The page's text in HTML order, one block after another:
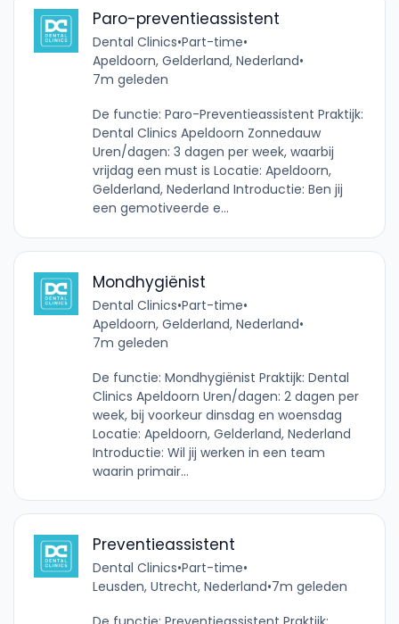
Paro-preventieassistent
Dental Clinics•Part-time•
Apeldoorn, Gelderland, Nederland•
7m geleden
De functie: Paro-Preventieassistent Praktijk:
Dental Clinics Apeldoorn Zonnedauw
Uren/dagen: 3 dagen per week, waarbij
vrijdag een must is Locatie: Apeldoorn,
Gelderland, Nederland Introductie: Ben jij
een gemotiveerde e...
Mondhygiënist
Dental Clinics•Part-time•
Apeldoorn, Gelderland, Nederland•
7m geleden
De functie: Mondhygiënist Praktijk: Dental
Clinics Apeldoorn Uren/dagen: 2 dagen per
week, bij voorkeur dinsdag en woensdag
Locatie: Apeldoorn, Gelderland, Nederland
Introductie: Wil jij werken in een team
waarin primair...
Preventieassistent
Dental Clinics•Part-time•
Leusden, Utrecht, Nederland•7m geleden